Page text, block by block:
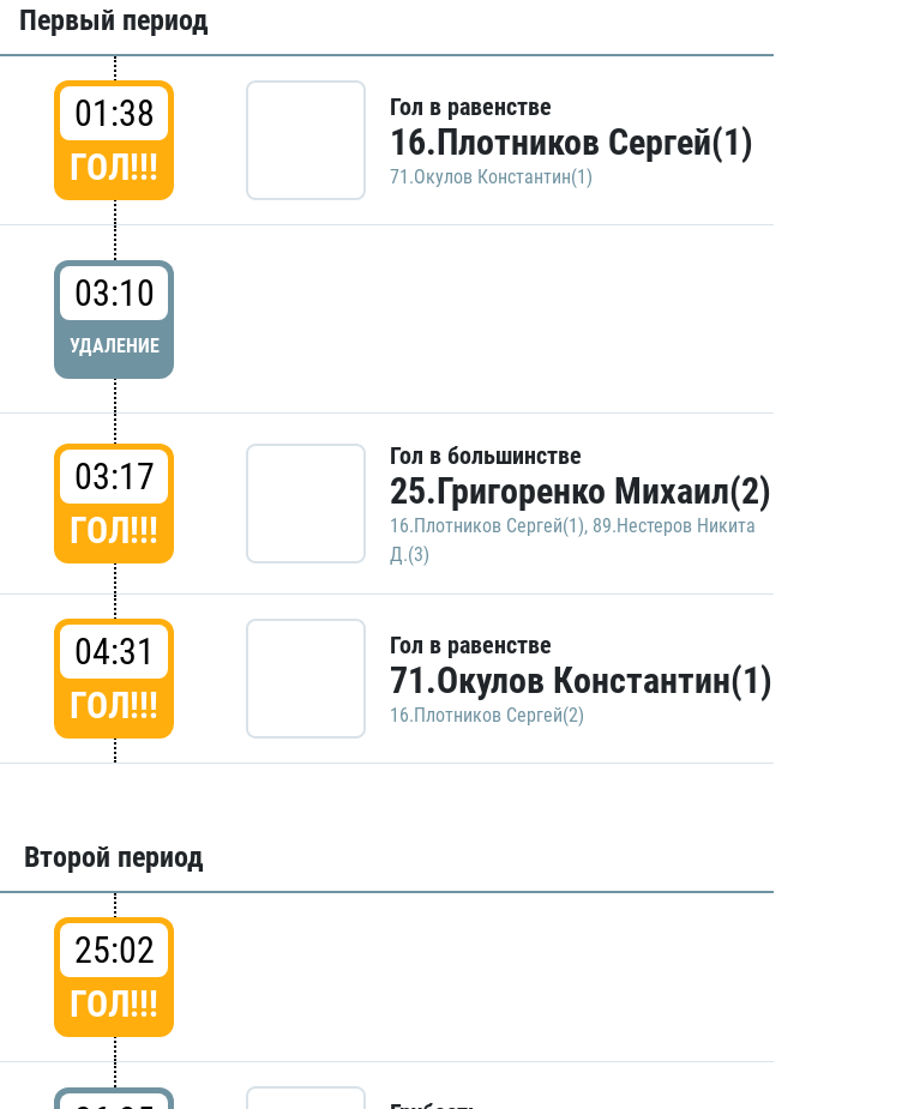
Первый период
01:38
ГОЛ!!!
Гол в равенстве
16.Плотников Сергей(1)
71.Окулов Константин(1)
03:10
УДАЛЕНИЕ
03:17
ГОЛ!!!
Гол в большинстве
25.Григоренко Михаил(2)
16.Плотников Сергей(1), 89.Нестеров Никита
Д.(3)
04:31
ГОЛ!!!
Гол в равенстве
71.Окулов Константин(1)
16.Плотников Сергей(2)
Второй период
25:02
ГОЛ!!!